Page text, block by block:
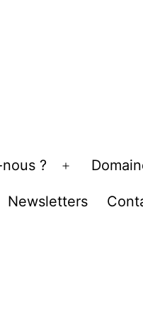
?
Ouvrir
le
Newsletters